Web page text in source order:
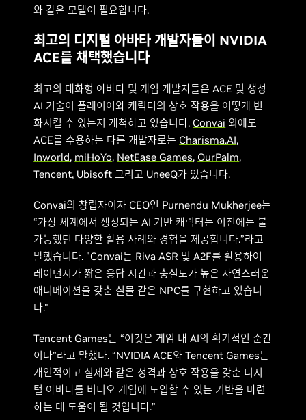
와 같은 모델이 필요합니다.
최고의 디지털 아바타 개발자들이 NVIDIA
ACE를 채택했습니다
최고의 대화형 아바타 및 게임 개발자들은 ACE 및 생성
AI 기술이 플레이어와 캐릭터의 상호 작용을 어떻게 변
화시킬 수 있는지 개척하고 있습니다. Convai 외에도
ACE를 수용하는 다른 개발자로는 Charisma.AI,
Inworld, miHoYo, NetEase Games, OurPalm,
Tencent, Ubisoft 그리고 UneeQ가 있습니다.
Convai의 창립자이자 CEO인 Purnendu Mukherjee는
“가상 세계에서 생성되는 AI 기반 캐릭터는 이전에는 불
가능했던 다양한 활용 사례와 경험을 제공합니다.”라고
말했습니다. "Convai는 Riva ASR 및 A2F를 활용하여
레이턴시가 짧은 응답 시간과 충실도가 높은 자연스러운
애니메이션을 갖춘 실물 같은 NPC를 구현하고 있습니
다."
Tencent Games는 “이것은 게임 내 AI의 획기적인 순간
이다”라고 말했다. “NVIDIA ACE와 Tencent Games는
개인적이고 실제와 같은 성격과 상호 작용을 갖춘 디지
털 아바타를 비디오 게임에 도입할 수 있는 기반을 마련
하는 데 도움이 될 것입니다.”